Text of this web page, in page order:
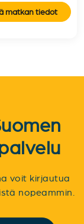
matkan tiedot
voit kirjautua
nopeammin.